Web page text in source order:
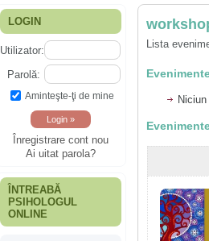
LOGIN
Utilizator:
Parolă:
Aminteşte-ţi de mine
Înregistrare cont nou
Ai uitat parola?
ÎNTREABĂ
PSIHOLOGUL
ONLINE
Lista